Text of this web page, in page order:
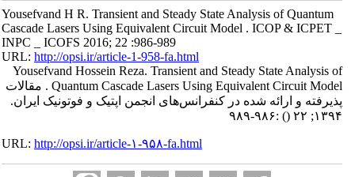
Yousefvand H R. Transient and Steady State Analysis of Quantum
Cascade Lasers Using Equivalent Circuit Model . ICOP & ICPET _
INPC _ ICOFS 2016; 22 :986-989
URL:http://opsi.ir/article-1-958-fa.html
Yousefvand Hossein Reza. Transient and Steady State Analysis of
Quantum Cascade Lasers Using Equivalent Circuit Model . مقالات
پذیرفته و ارائه شده در کنفرانس‌های انجمن اپتیک و فوتونیک ایران.
۱۳۹۴; ۲۲
() :۹۸۶-۹۸۹
URL:http://opsi.ir/article-۱-۹۵۸-fa.html